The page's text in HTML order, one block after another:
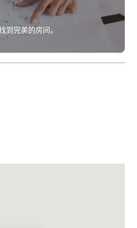
到完美的房间。